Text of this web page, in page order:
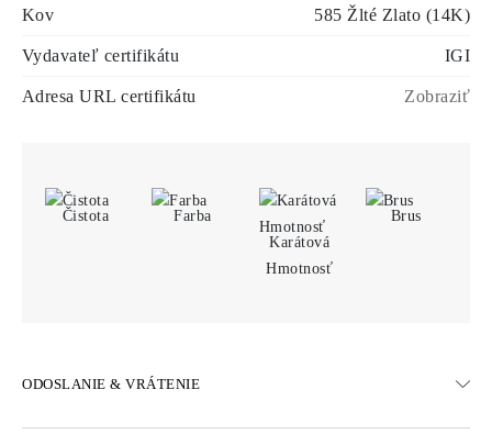
Kov 585 Žlté Zlato (14K)
Vydavateľ certifikátu IGI
Adresa URL certifikátu Zobraziť
Čistota
Farba
Karátová
Hmotnosť
Brus
ODOSLANIE & VRÁTENIE